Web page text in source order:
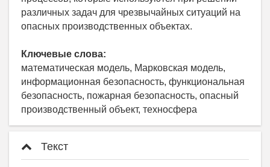
различных задач для чрезвычайных ситуаций на
опасных производственных объектах.
Ключевые слова:
математическая модель, Марковская модель,
информационная безопасность, функциональная
безопасность, пожарная безопасность, опасный
производственный объект, техносфера
Текст